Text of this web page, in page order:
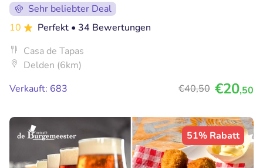
Sehr beliebter Deal
10
Perfekt • 34 Bewertungen
Casa de Tapas
Delden (6km)
Verkauft: 683
€40,50 €20,50
51% Rabatt